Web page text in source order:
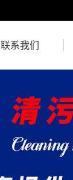
联系我们